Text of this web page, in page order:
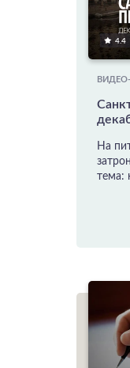
4.4
На
тема: